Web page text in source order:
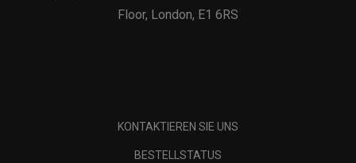
Floor, London, E1 6RS
KONTAKTIEREN SIE UNS
BESTELLSTATUS